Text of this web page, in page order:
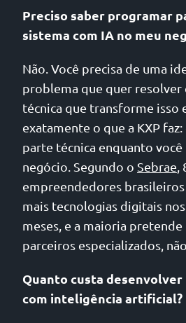
Preciso saber programar
sistema com IA no meu
Não. Você precisa de uma
problema que quer resolver
técnica que transforme isso
exatamente o que a KXP
parte técnica enquanto você
negócio. Segundo o Sebrae
empreendedores
mais tecnologias digitais
meses, e a maioria pretende
parceiros especializados,
Quanto custa
com inteligência artificial?